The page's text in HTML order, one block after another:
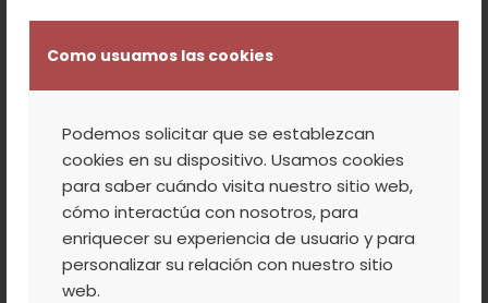
Como usuamos las cookies
Podemos solicitar que se establezcan
cookies en su dispositivo. Usamos cookies
para saber cuándo visita nuestro sitio web,
cómo interactúa con nosotros, para
enriquecer su experiencia de usuario y para
personalizar su relación con nuestro sitio
web.
DEGUSTACIÓN DE
LICORES.
TURISMO, VALLE DEL JERTE
PLANES PARA TODA
ESTA SEMANA EN EL
VALLE DEL JERTE